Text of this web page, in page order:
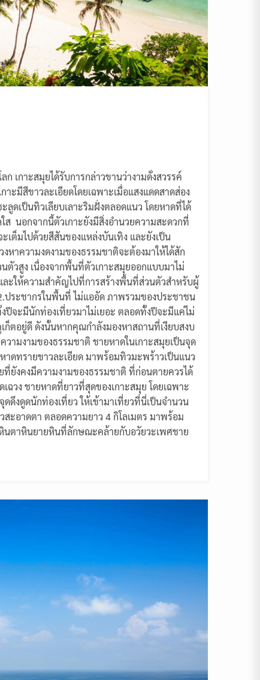
เกาะสมุยได้รับการกล่าวขานว่างามดั่งสวรรค์
ะมีสีขาวละเอียดโดยเฉพาะเมื่อแสงแดดสาดส่อง
ดเป็นทิวเลียบเลาะริมฝั่งตลอดแนว โดยหาดที่ได้
ส นอกจากนี้ตัวเกาะยังมีสิ่งอำนวยความสะดวกที่
ต็มไปด้วยสีสันของแหล่งบันเทิง และยังเป็น
หาความงดงามของธรรมชาติจะต้องมาให้ได้สัก
ตัวสูง เนื่องจากพื้นที่ตัวเกาะสมุยออกแบบมาไม่
ะให้ความสำคัญไปที่การสร้างพื้นที่ส่วนตัวสำหรับผู้
ระชากรในพื้นที่ ไม่แออัด ภาพรวมของประชาชน
ปีจะมีนักท่องเที่ยวมาไม่เยอะ ตลอดทั้งปีจะมีแค่ไม่
ก็ตอยู่ดี ดังนั้นหากคุณกำลังมองหาสถานที่เงียบสงบ
ามงามของธรรมชาติ ชายหาดในเกาะสมุยเป็นจุด
ดทรายขาวละเอียด มาพร้อมทิวมะพร้าวเป็นแนว
ยังคงมีความงามของธรรมชาติ ที่ก่อนตายควรได้
ฉวง ชายหาดที่ยาวที่สุดของเกาะสมุย โดยเฉพาะ
ดึงดูดนักท่องเที่ยว ให้เข้ามาเที่ยวที่นี่เป็นจำนวน
ะอาดตา ตลอดความยาว 4 กิโลเมตร มาพร้อม
นตาหินยายหินที่ลักษณะคล้ายกับอวัยวะเพศชาย